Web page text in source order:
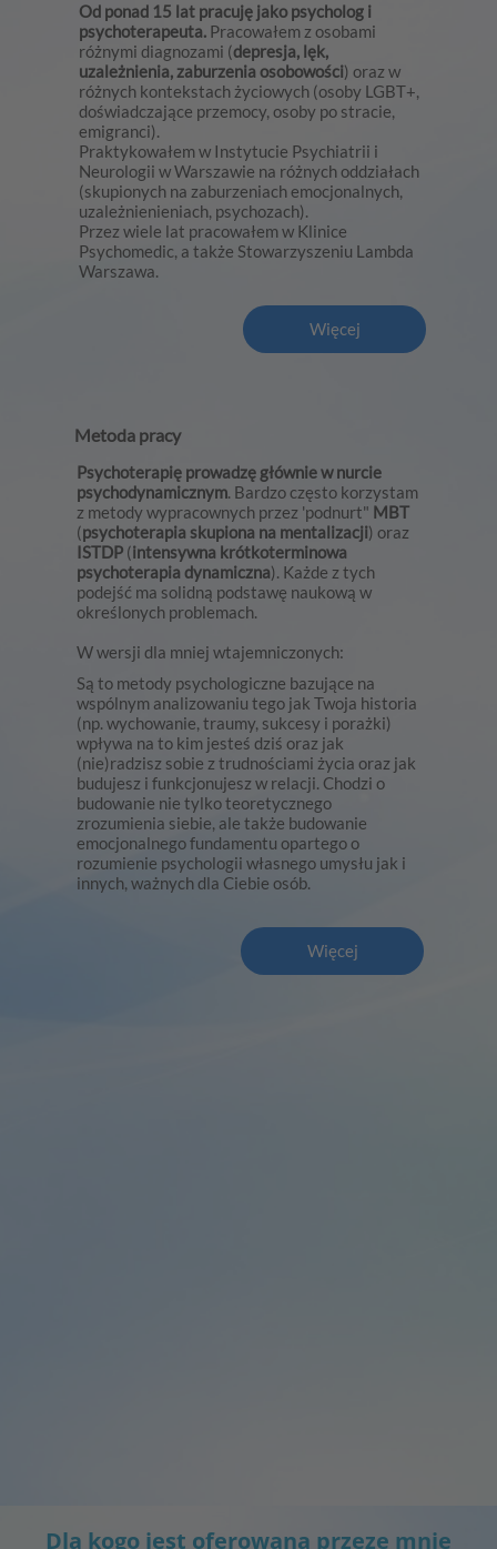
Więcej
Od ponad 15 lat pracuję jako psycholog i
psychoterapeuta. Pracowałem z osobami
różnymi diagnozami (depresja, lęk,
uzależnienia, zaburzenia osobowości) oraz w
różnych kontekstach życiowych (osoby LGBT+,
doświadczające przemocy, osoby po stracie,
emigranci).
Praktykowałem w Instytucie Psychiatrii i
Neurologii w Warszawie na różnych oddziałach
(skupionych na zaburzeniach emocjonalnych,
uzależnienieniach, psychozach).
Przez wiele lat pracowałem w Klinice
Psychomedic, a także Stowarzyszeniu Lambda
Warszawa.
Więcej
Metoda pracy
Psychoterapię prowadzę głównie w nurcie
psychodynamicznym. Bardzo często korzystam
z metody wypracownych przez 'podnurt" MBT
(psychoterapia skupiona na mentalizacji) oraz
ISTDP (intensywna krótkoterminowa
psychoterapia dynamiczna). Każde z tych
podejść ma solidną podstawę naukową w
określonych problemach.
W wersji dla mniej wtajemniczonych:
Są to metody psychologiczne bazujące na
wspólnym analizowaniu tego jak Twoja historia
(np. wychowanie, traumy, sukcesy i porażki)
wpływa na to kim jesteś dziś oraz jak
(nie)radzisz sobie z trudnościami życia oraz jak
budujesz i funkcjonujesz w relacji. Chodzi o
budowanie nie tylko teoretycznego
zrozumienia siebie, ale także budowanie
emocjonalnego fundamentu opartego o
rozumienie psychologii własnego umysłu jak i
innych, ważnych dla Ciebie osób.
Dla kogo jest oferowana przeze mnie